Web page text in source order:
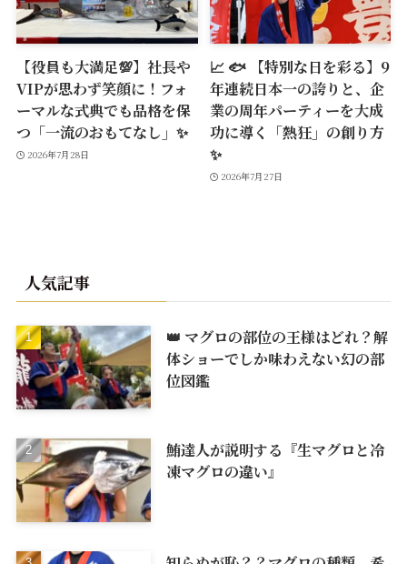
【役員も大満足💯】社長や
VIPが思わず笑顔に！フォ
ーマルな式典でも品格を保
つ「一流のおもてなし」✨
2026年7月28日
📈 🐟 【特別な日を彩る】9
年連続日本一の誇りと、企
業の周年パーティーを大成
功に導く「熱狂」の創り方
✨
2026年7月27日
人気記事
👑 マグロの部位の王様はどれ？解
体ショーでしか味わえない幻の部
位図鑑
鮪達人が説明する『生マグロと冷
凍マグロの違い』